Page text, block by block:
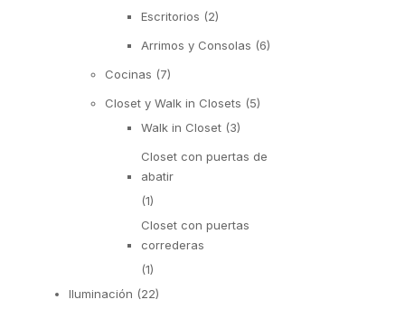
Escritorios (2)
Arrimos y Consolas (6)
Cocinas (7)
Closet y Walk in Closets (5)
Walk in Closet (3)
Closet con puertas de
abatir
(1)
Closet con puertas
correderas
(1)
Iluminación (22)